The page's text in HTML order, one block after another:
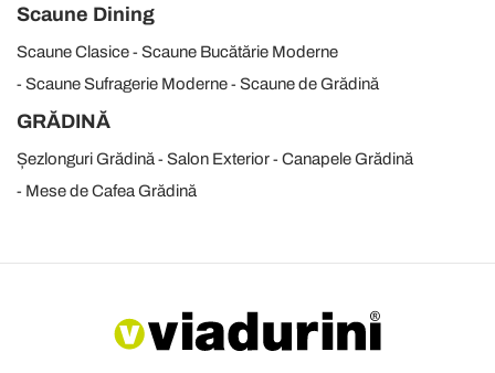
Scaune Dining
Scaune Clasice
Scaune Bucătărie Moderne
Scaune Sufragerie Moderne
Scaune de Grădină
GRĂDINĂ
Șezlonguri Grădină Salon Exterior
Canapele Grădină
Mese de Cafea Grădină